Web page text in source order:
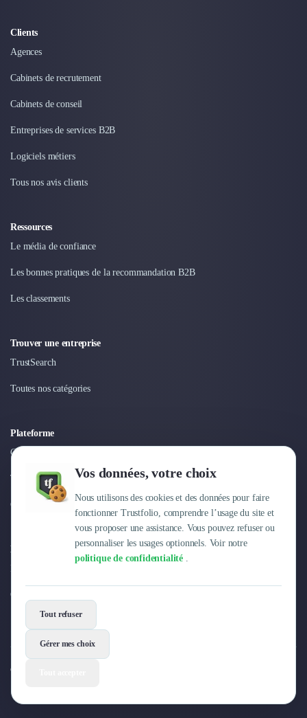
Vos données, votre choix
Nous utilisons des cookies et des données pour faire
fonctionner Trustfolio, comprendre l’usage du site et
vous proposer une assistance. Vous pouvez refuser ou
personnaliser les usages optionnels. Voir notre
politique de confidentialité .
Tout refuser
Gérer mes choix
Clients
Agences
Cabinets de recrutement
Cabinets de conseil
Entreprises de services B2B
Logiciels métiers
Tous nos avis clients
Ressources
Le média de confiance
Les bonnes pratiques de la recommandation B2B
Les classements
Trouver une entreprise
TrustSearch
Toutes nos catégories
Plateforme
Connexion
Tarifs
Centre d'aide
Entreprise
Pourquoi Trustfolio ?
Offres d'emploi
© 2026 Trustfolio. Tous droits réservés.